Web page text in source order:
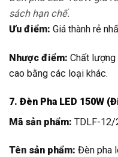
sách hạn chế.
Ưu điểm: Giá thành rẻ
Nhược điểm: Chất lượng
cao bằng các loại khác.
7. Đèn Pha LED 150W
Mã sản phẩm: TDLF-12/
Tên sản phẩm: Đèn pha